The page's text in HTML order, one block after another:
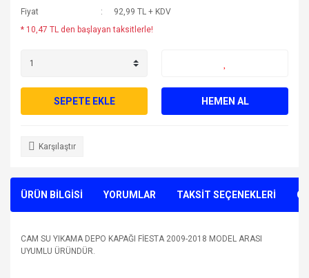
Fiyat
92,99 TL + KDV
* 10,47 TL den başlayan taksitlerle!
SEPETE EKLE HEMEN AL
Karşılaştır
ÜRÜN BİLGİSİ YORUMLAR TAKSİT SEÇENEKLERİ
CAM SU YIKAMA DEPO KAPAĞI FİESTA 2009-2018 MODEL ARASI
UYUMLU ÜRÜNDÜR.